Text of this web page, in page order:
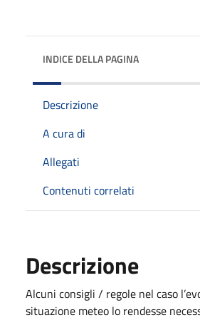
INDICE DELLA PAGINA
Descrizione
A cura di
Allegati
Contenuti correlati
Descrizione
Alcuni consigli / regole nel caso
situazione meteo lo rendesse